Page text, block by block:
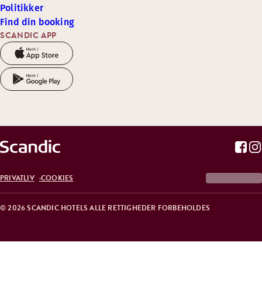
SCANDIC APP
Politikker
Find din booking
© 2026 SCANDIC HOTELS ALLE RETTIGHEDER FORBEHOLDES
PRIVATLIV COOKIES